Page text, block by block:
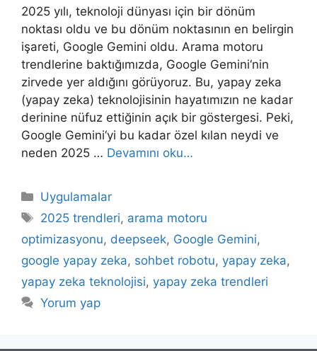
2025 yılı, teknoloji dünyası için bir dönüm
noktası oldu ve bu dönüm noktasının en belirgin
işareti, Google Gemini oldu. Arama motoru
trendlerine baktığımızda, Google Gemini‘nin
zirvede yer aldığını görüyoruz. Bu, yapay zeka
(yapay zeka) teknolojisinin hayatımızın ne kadar
derinine nüfuz ettiğinin açık bir göstergesi. Peki,
Google Gemini‘yi bu kadar özel kılan neydi ve
neden 2025 … Devamını oku…
Kategoriler
Uygulamalar
Etiketler
2025 trendleri, arama motoru
optimizasyonu, deepseek, Google Gemini,
google yapay zeka, sohbet robotu, yapay zeka,
yapay zeka teknolojisi, yapay zeka trendleri
Yorum yap